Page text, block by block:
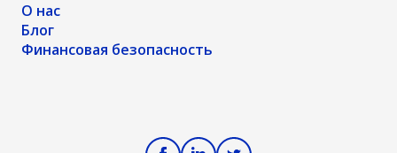
О нас
Блог
Финансовая безопасность